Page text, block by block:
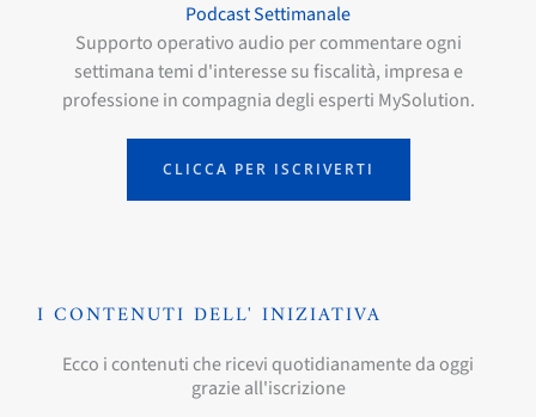
I CONTENUTI DELL' INIZIATIVA
Ecco i contenuti che ricevi quotidianamente da oggi
grazie all'iscrizione
Podcast Settimanale
Supporto operativo audio per commentare ogni
settimana temi d'interesse su fiscalità, impresa e
professione in compagnia degli esperti MySolution.
CLICCA PER ISCRIVERTI